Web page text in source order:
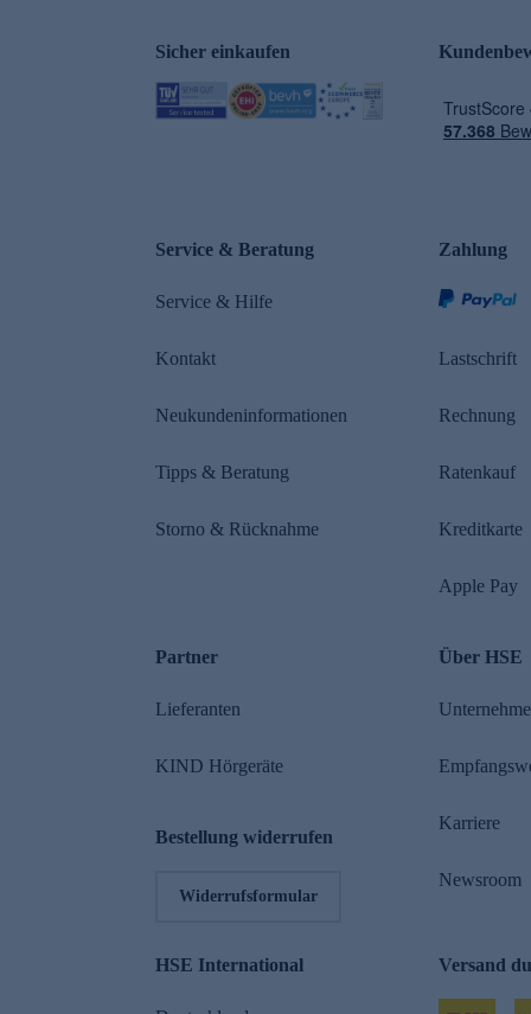
Sicher einkaufen
Service & Beratung
Service & Hilfe
Kontakt
Neukundeninformationen
Tipps & Beratung
Storno & Rücknahme
Zahlung
Lastschrift
Rechnung
Ratenkauf
Kreditkarte
Apple Pay
Partner
Lieferanten
KIND Hörgeräte
Bestellung widerrufen
Widerrufsformular
Über HSE
Karriere
Newsroom
HSE International Versand